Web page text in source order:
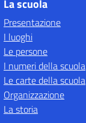
La scuola
Presentazione
I luoghi
Le persone
I numeri della scuola
Le carte della scuola
Organizzazione
La storia